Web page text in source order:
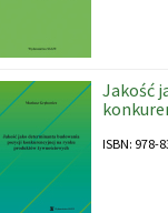
Jakość
ISBN: 978-